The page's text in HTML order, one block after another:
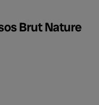
Brut Nature